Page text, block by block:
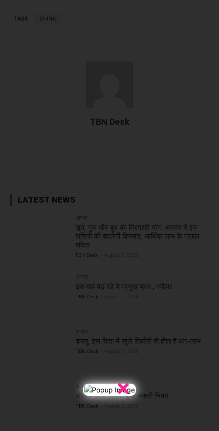
×
TAGS CHINA
TBN Desk
LATEST NEWS
आस्था
सूर्य, गुरु और बुध का त्रिग्रही योग: अगस्त में इन
राशियों की बदलेगी किस्मत, आर्थिक लाभ के प्रबल
संकेत
TBN Desk
आस्था
इस माह पड़ रहे ये प्रमुख व्रत , त्यौहार
TBN Desk
आस्था
वास्तु: इस दिशा में खुले तिजोरी तो होता है धन-लाभ
TBN Desk
आस्था
भोजन करने संबंधी कुछ जरूरी नियम
TBN Desk August 7, 2026